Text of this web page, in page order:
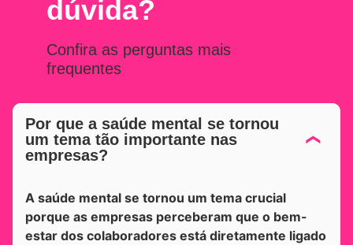
dúvida?
Confira as perguntas mais
frequentes
Por que a saúde mental se tornou
um tema tão importante nas
empresas?
A saúde mental se tornou um tema crucial
porque as empresas perceberam que o bem-
estar dos colaboradores está diretamente ligado